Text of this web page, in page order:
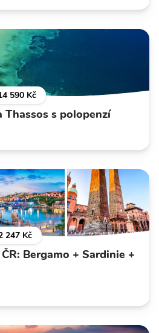
590 Kč
Thassos s polopenzí
247 Kč
Bergamo + Sardinie +